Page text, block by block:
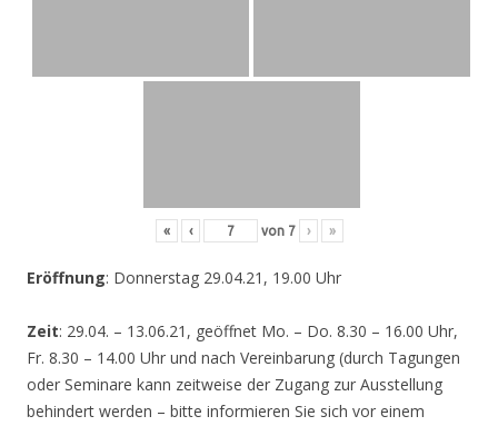
« ‹ von 7 › »
Eröffnung: Donnerstag 29.04.21, 19.00 Uhr
Zeit: 29.04. – 13.06.21, geöffnet Mo. – Do. 8.30 – 16.00 Uhr,
Fr. 8.30 – 14.00 Uhr und nach Vereinbarung (durch Tagungen
oder Seminare kann zeitweise der Zugang zur Ausstellung
behindert werden – bitte informieren Sie sich vor einem